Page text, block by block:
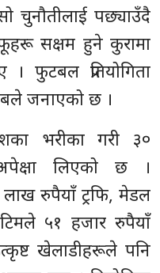
चुनौतीलाई पछ्याउँदै
सक्षम हुने कुरामा
फुटबल प्रतियोगिता
जनाएको छ ।
भरीका गरी ३०
लिएको छ ।
१ लाख रुपैयाँ ट्रफि, मेडल
टिमले ५१ हजार रुपैयाँ
खेलाडीहरूले पनि